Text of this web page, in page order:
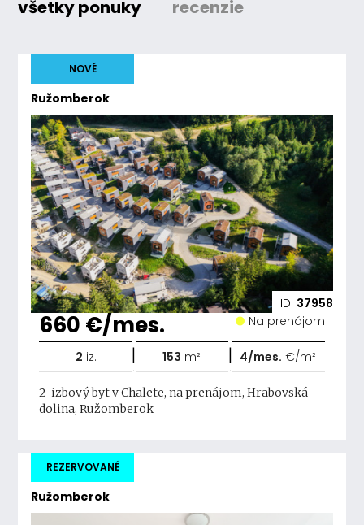
všetky ponuky recenzie
Ružomberok
NOVÉ
ID: 37958
660 €/mes. Na prenájom
2 iz. | 153 m² | 4/mes. €/m²
2-izbový byt v Chalete, na prenájom, Hrabovská
dolina, Ružomberok
Ružomberok
REZERVOVANÉ